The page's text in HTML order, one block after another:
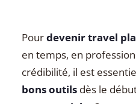
Pourdevenir travel
en temps, en
crédibilité, il est
bons outils dès le